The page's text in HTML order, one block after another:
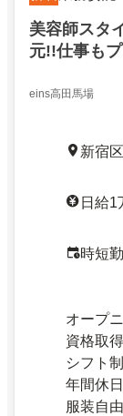
美容師スタ
元!!仕事も
eins高田馬場
新宿
日給1
時短
オープ
資格取
シフト制
年間休
服装自由